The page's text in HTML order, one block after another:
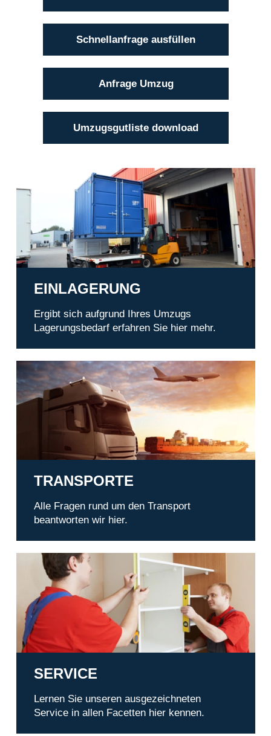
Schnellanfrage ausfüllen
Anfrage Umzug
Umzugsgutliste download
EINLAGERUNG
Ergibt sich aufgrund Ihres Umzugs
Lagerungsbedarf erfahren Sie hier mehr.
Transporte
TRANSPORTE
Alle Fragen rund um den Transport
beantworten wir hier.
Service
SERVICE
Lernen Sie unseren ausgezeichneten
Service in allen Facetten hier kennen.